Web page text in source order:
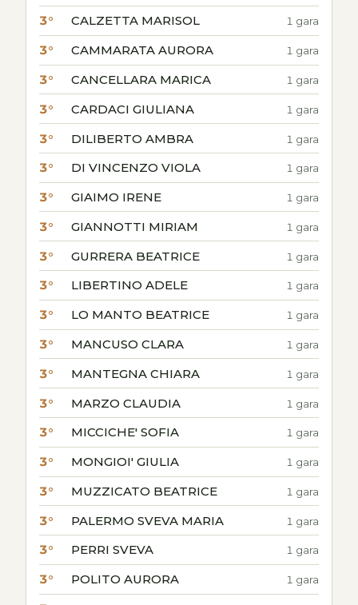
3° CALZETTA MARISOL 1 gara
3° CAMMARATA AURORA 1 gara
3° CANCELLARA MARICA 1 gara
3° CARDACI GIULIANA 1 gara
3° DILIBERTO AMBRA 1 gara
3° DI VINCENZO VIOLA 1 gara
3° GIAIMO IRENE 1 gara
3° GIANNOTTI MIRIAM 1 gara
3° GURRERA BEATRICE 1 gara
3° LIBERTINO ADELE 1 gara
3° LO MANTO BEATRICE 1 gara
3° MANCUSO CLARA 1 gara
3° MANTEGNA CHIARA 1 gara
3° MARZO CLAUDIA 1 gara
3° MICCICHE' SOFIA 1 gara
3° MONGIOI' GIULIA 1 gara
3° MUZZICATO BEATRICE 1 gara
3° PALERMO SVEVA MARIA 1 gara
3° PERRI SVEVA 1 gara
3° POLITO AURORA 1 gara